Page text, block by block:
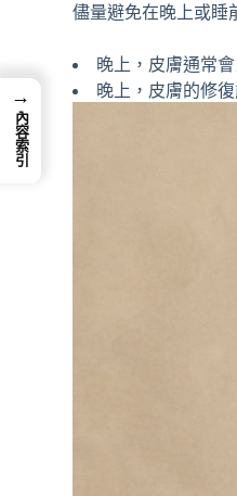
儘量避免在晚上或睡
晚上，皮膚通常
晚上，皮膚的修
→
內容索引